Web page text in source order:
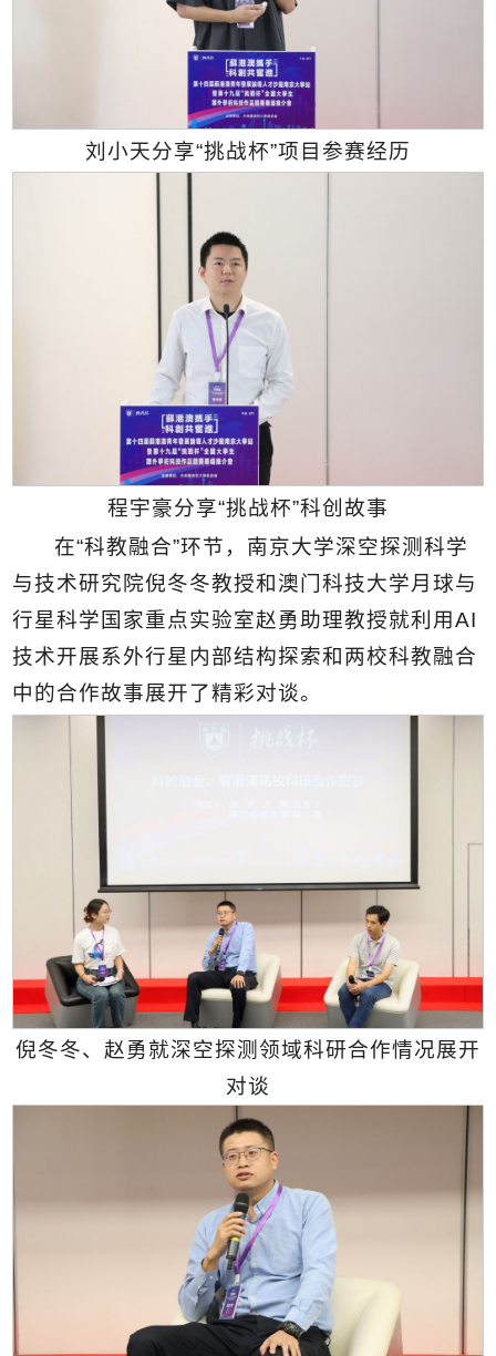
刘小天分享“挑战杯”项目参赛经历
程宇豪分享“挑战杯”科创故事
在“科教融合”环节，南京大学深空探测科学
与技术研究院倪冬冬教授和澳门科技大学月球与
行星科学国家重点实验室赵勇助理教授就利用AI
技术开展系外行星内部结构探索和两校科教融合
中的合作故事展开了精彩对谈。
倪冬冬、赵勇就深空探测领域科研合作情况展开
对谈